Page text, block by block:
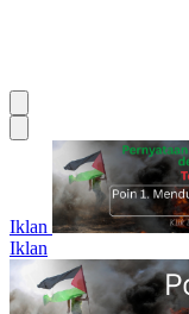
Iklan
Iklan